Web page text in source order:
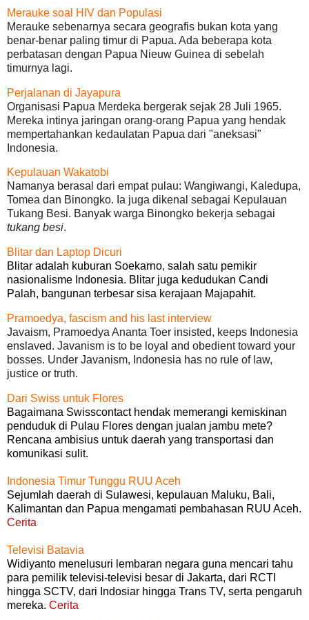
Merauke soal HIV dan Populasi
Merauke sebenarnya secara geografis bukan kota yang
benar-benar paling timur di Papua. Ada beberapa kota
perbatasan dengan Papua Nieuw Guinea di sebelah
timurnya lagi.
Perjalanan di Jayapura
Organisasi Papua Merdeka bergerak sejak 28 Juli 1965.
Mereka intinya jaringan orang-orang Papua yang hendak
mempertahankan kedaulatan Papua dari "aneksasi"
Indonesia.
Kepulauan Wakatobi
Namanya berasal dari empat pulau: Wangiwangi, Kaledupa,
Tomea dan Binongko. Ia juga dikenal sebagai Kepulauan
Tukang Besi. Banyak warga Binongko bekerja sebagai
tukang besi.
Blitar dan Laptop Dicuri
Blitar adalah kuburan Soekarno, salah satu pemikir
nasionalisme Indonesia. Blitar juga kedudukan Candi
Palah, bangunan terbesar sisa kerajaan Majapahit.
Pramoedya, fascism and his last interview
Javaism, Pramoedya Ananta Toer insisted, keeps Indonesia
enslaved. Javanism is to be loyal and obedient toward your
bosses. Under Javanism, Indonesia has no rule of law,
justice or truth.
Dari Swiss untuk Flores
Bagaimana Swisscontact hendak memerangi kemiskinan
penduduk di Pulau Flores dengan jualan jambu mete?
Rencana ambisius untuk daerah yang transportasi dan
komunikasi sulit.
Indonesia Timur Tunggu RUU Aceh
Sejumlah daerah di Sulawesi, kepulauan Maluku, Bali,
Kalimantan dan Papua mengamati pembahasan RUU Aceh.
Cerita
Televisi Batavia
Widiyanto menelusuri lembaran negara guna mencari tahu
para pemilik televisi-televisi besar di Jakarta, dari RCTI
hingga SCTV, dari Indosiar hingga Trans TV, serta pengaruh
mereka. Cerita